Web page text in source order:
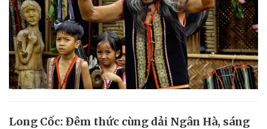
Long Cốc: Đêm thức cùng dải Ngân Hà, sáng